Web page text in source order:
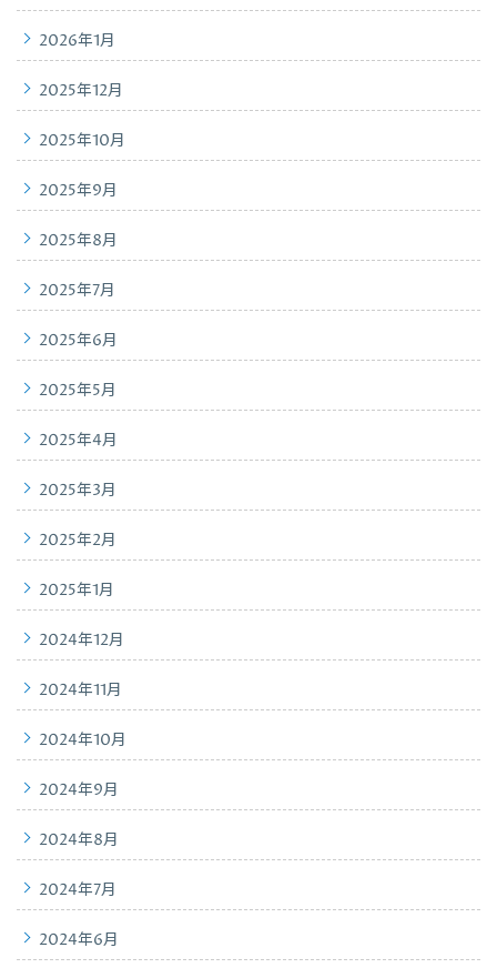
2026年1月
2025年12月
2025年10月
2025年9月
2025年8月
2025年7月
2025年6月
2025年5月
2025年4月
2025年3月
2025年2月
2025年1月
2024年12月
2024年11月
2024年10月
2024年9月
2024年8月
2024年7月
2024年6月